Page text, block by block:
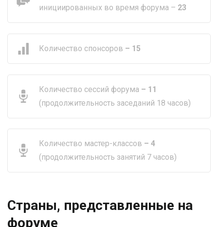
инициированных во время форума – 23
Количество спонсоров – 15
Количество сессий форума – 11
(продолжительность заседаний 18 часов)
Количество мастер-классов – 4
(продолжительность занятий 7 часов)
Страны, представленные на
форуме